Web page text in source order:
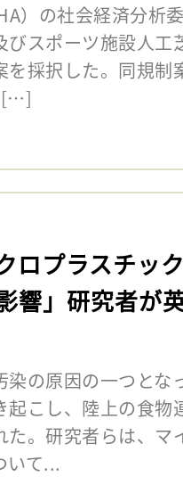
）の社会経済分析
びスポーツ施設人工
を採択した。同規
[…]
ロプラスチッ
響」研究者が
の原因の一つとな
起こし、陸上の食
た。研究者らは、
いて...